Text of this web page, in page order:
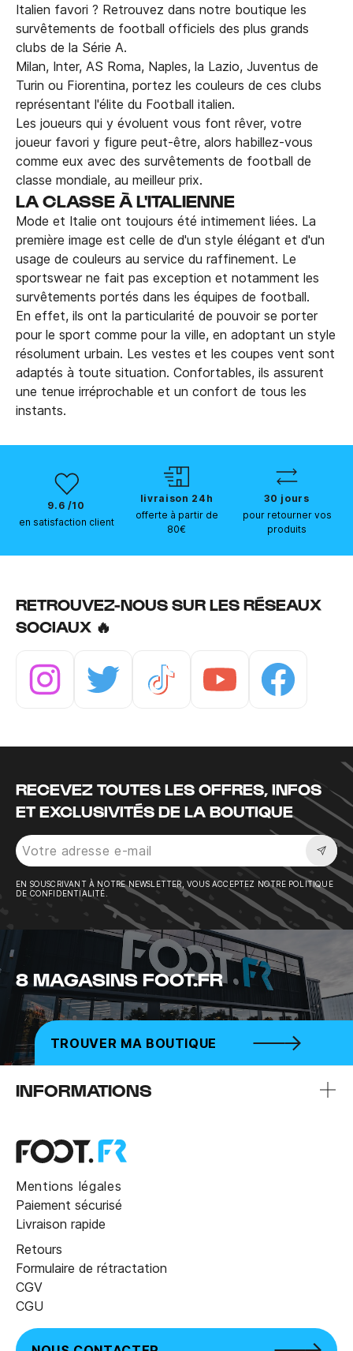
Italien favori ? Retrouvez dans notre boutique les
survêtements de football officiels des plus grands
clubs de la Série A.
Milan, Inter, AS Roma, Naples, la Lazio, Juventus de
Turin ou Fiorentina, portez les couleurs de ces clubs
représentant l'élite du Football italien.
Les joueurs qui y évoluent vous font rêver, votre
joueur favori y figure peut-être, alors habillez-vous
comme eux avec des survêtements de football de
classe mondiale, au meilleur prix.
LA CLASSE À L'ITALIENNE
Mode et Italie ont toujours été intimement liées. La
première image est celle de d'un style élégant et d'un
usage de couleurs au service du raffinement. Le
sportswear ne fait pas exception et notamment les
survêtements portés dans les équipes de football.
En effet, ils ont la particularité de pouvoir se porter
pour le sport comme pour la ville, en adoptant un style
résolument urbain. Les vestes et les coupes vent sont
adaptés à toute situation. Confortables, ils assurent
une tenue irréprochable et un confort de tous les
instants.
9.6 /10
en satisfaction client
livraison 24h
offerte à partir de
80€
30 jours
pour retourner vos
produits
RETROUVEZ-NOUS SUR LES RÉSEAUX
SOCIAUX 🔥
RECEVEZ TOUTES LES OFFRES, INFOS
ET EXCLUSIVITÉS DE LA BOUTIQUE
EN SOUSCRIVANT À NOTRE NEWSLETTER, VOUS ACCEPTEZ NOTRE POLITIQUE
DE CONFIDENTIALITÉ.
8 MAGASINS FOOT.FR
TROUVER MA BOUTIQUE
INFORMATIONS
Mentions légales
Paiement sécurisé
Livraison rapide
Retours
Formulaire de rétractation
CGV
CGU